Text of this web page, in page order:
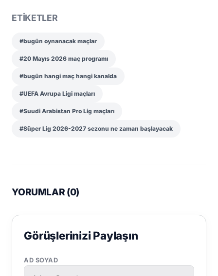
ETİKETLER
#bugün oynanacak maçlar
#20 Mayıs 2026 maç programı
#bugün hangi maç hangi kanalda
#UEFA Avrupa Ligi maçları
#Suudi Arabistan Pro Lig maçları
#Süper Lig 2026-2027 sezonu ne zaman başlayacak
YORUMLAR (0)
Görüşlerinizi Paylaşın
AD SOYAD